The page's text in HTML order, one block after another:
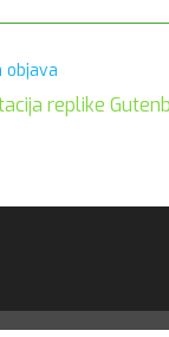
objava
replike